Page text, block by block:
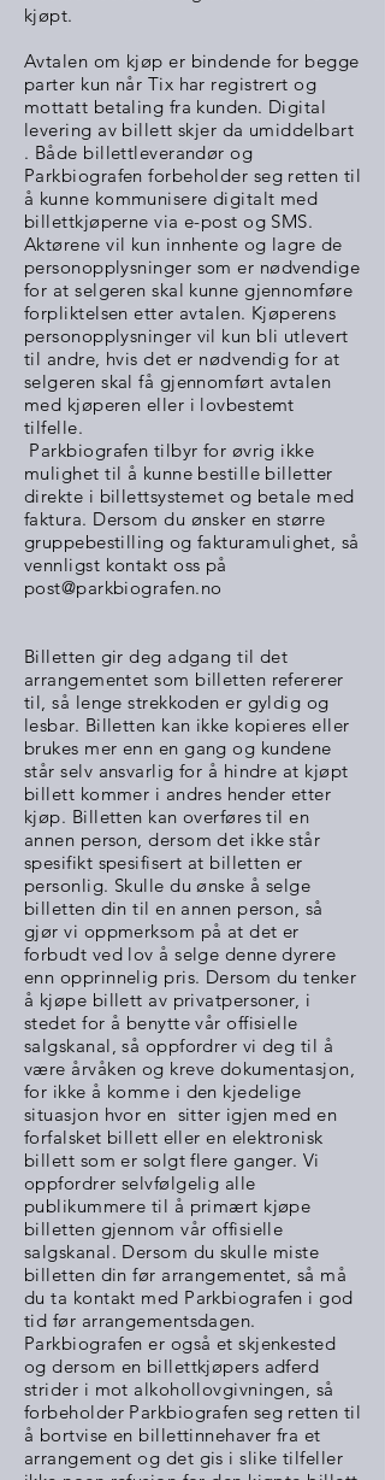
kjøpt.
Avtalen om kjøp er bindende for begge
parter kun når Tix har registrert og
mottatt betaling fra kunden. Digital
levering av billett skjer da umiddelbart
. Både billettleverandør og
Parkbiografen forbeholder seg retten til
å kunne kommunisere digitalt med
billettkjøperne via e-post og SMS.
Aktørene vil kun innhente og lagre de
personopplysninger som er nødvendige
for at selgeren skal kunne gjennomføre
forpliktelsen etter avtalen. Kjøperens
personopplysninger vil kun bli utlevert
til andre, hvis det er nødvendig for at
selgeren skal få gjennomført avtalen
med kjøperen eller i lovbestemt
tilfelle.
Parkbiografen tilbyr for øvrig ikke
mulighet til å kunne bestille billetter
direkte i billettsystemet og betale med
faktura. Dersom du ønsker en større
gruppebestilling og fakturamulighet, så
vennligst kontakt oss på
post@parkbiografen.no
Billetten gir deg adgang til det
arrangementet som billetten refererer
til, så lenge strekkoden er gyldig og
lesbar. Billetten kan ikke kopieres eller
brukes mer enn en gang og kundene
står selv ansvarlig for å hindre at kjøpt
billett kommer i andres hender etter
kjøp. Billetten kan overføres til en
annen person, dersom det ikke står
spesifikt spesifisert at billetten er
personlig. Skulle du ønske å selge
billetten din til en annen person, så
gjør vi oppmerksom på at det er
forbudt ved lov å selge denne dyrere
enn opprinnelig pris. Dersom du tenker
å kjøpe billett av privatpersoner, i
stedet for å benytte vår offisielle
salgskanal, så oppfordrer vi deg til å
være årvåken og kreve dokumentasjon,
for ikke å komme i den kjedelige
situasjon hvor en sitter igjen med en
forfalsket billett eller en elektronisk
billett som er solgt flere ganger. Vi
oppfordrer selvfølgelig alle
publikummere til å primært kjøpe
billetten gjennom vår offisielle
salgskanal. Dersom du skulle miste
billetten din før arrangementet, så må
du ta kontakt med Parkbiografen i god
tid før arrangementsdagen.
Parkbiografen er også et skjenkested
og dersom en billettkjøpers adferd
strider i mot alkohollovgivningen, så
forbeholder Parkbiografen seg retten til
å bortvise en billettinnehaver fra et
arrangement og det gis i slike tilfeller